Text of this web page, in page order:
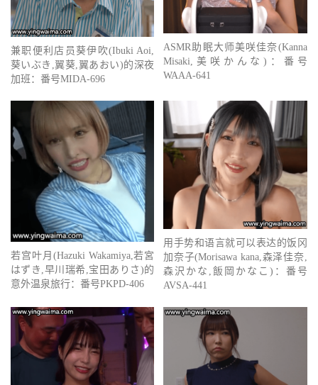
兼职便利店员葵伊吹(Ibuki Aoi,
葵いぶき,翼葵,翼あおい)的深夜
加班：番号MIDA-696
ASMR助眠大师美咲佳奈(Kanna
Misaki,美咲かんな)：番号
WAAA-641
若宫叶月(Hazuki Wakamiya,若宮
はずき,早川瑞希,宝田ありさ)的
意外温泉旅行：番号PKPD-406
用手势和语言就可以表达的饭冈
加奈子(Morisawa kana,森泽佳奈,
森沢かな,飯岡かなこ)：番号
AVSA-441